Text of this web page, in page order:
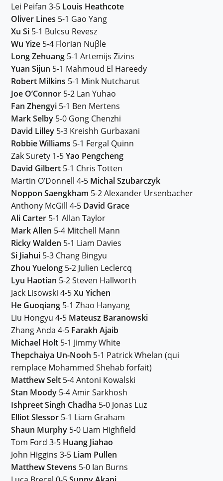
Lei Peifan 3-5 Louis Heathcote
Oliver Lines 5-1 Gao Yang
Xu Si 5-1 Bulcsu Revesz
Wu Yize 5-4 Florian Nuβle
Long Zehuang 5-1 Artemijs Zizins
Yuan Sijun 5-1 Mahmoud El Hareedy
Robert Milkins 5-1 Mink Nutcharut
Joe O’Connor 5-2 Lan Yuhao
Fan Zhengyi 5-1 Ben Mertens
Mark Selby 5-0 Gong Chenzhi
David Lilley 5-3 Kreishh Gurbaxani
Robbie Williams 5-1 Fergal Quinn
Zak Surety 1-5Yao Pengcheng
David Gilbert 5-1 Chris Totten
Martin O’Donnell 4-5 Michal Szubarczyk
Noppon Saengkham 5-2 Alexander Ursenbacher
Anthony McGill 4-5 David Grace
Ali Carter 5-1 Allan Taylor
Mark Allen 5-4 Mitchell Mann
Ricky Walden 5-1 Liam Davies
Si Jiahui 5-3 Chang Bingyu
Zhou Yuelong 5-2 Julien Leclercq
Lyu Haotian 5-2 Steven Hallworth
Jack Lisowski 4-5Xu Yichen
He Guoqiang 5-1 Zhao Hanyang
Liu Hongyu 4-5 Mateusz Baranowski
Zhang Anda 4-5 Farakh Ajaib
Michael Holt 5-1 Jimmy White
Thepchaiya Un-Nooh 5-1 Patrick Whelan (qui
remplace Mohammed Shehab forfait)
Matthew Selt 5-4 Antoni Kowalski
Stan Moody 5-4 Amir Sarkhosh
Ishpreet Singh Chadha 5-0 Jonas Luz
Elliot Slessor 5-1 Liam Graham
Shaun Murphy 5-0 Liam Highfield
Tom Ford 3-5 Huang Jiahao
John Higgins 3-5 Liam Pullen
Matthew Stevens 5-0 Ian Burns